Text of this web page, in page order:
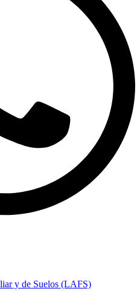
y de Suelos (LAFS)